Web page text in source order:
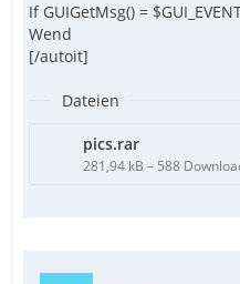
If GUIGetMsg() =
Wend
[/autoit]
Dateien
pics.rar
281,94 kB – 588